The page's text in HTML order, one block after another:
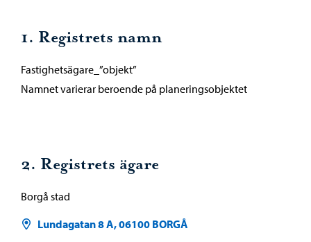
1. Registrets namn
Fastighetsägare_”objekt”
Namnet varierar beroende på planeringsobjektet
2. Registrets ägare
Borgå stad
Lundagatan 8 A, 06100 BORGÅ